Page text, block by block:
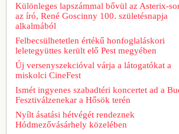
Különleges lapszámmal bővül az Asterix-
az író, René Goscinny 100. születésnapja
alkalmából
Felbecsülhetetlen értékű honfoglaláskori
leletegyüttes került elő Pest megyében
Új versenyszekcióval várja a látogatókat a
miskolci CineFest
Ismét ingyenes szabadtéri koncertet ad a
Fesztiválzenekar a Hősök terén
Nyílt ásatási hétvégét rendeznek
Hódmezővásárhely közelében